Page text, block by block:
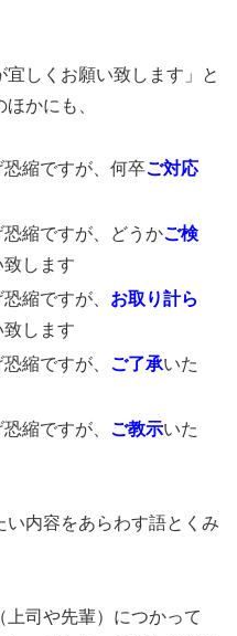
宜しくお願い致します」と
かにも、
恐縮ですが、何卒ご対応
恐縮ですが、どうかご検
します
縮ですが、 お取り計ら
致します
縮ですが、 ご了承いた
縮ですが、 ご教示いた
い内容をあらわす語とくみ
上司や先輩）につかって